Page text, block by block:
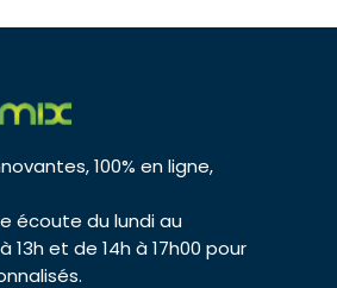
100% en ligne,
écoute du lundi au
13h et de 14h à 17h00 pour